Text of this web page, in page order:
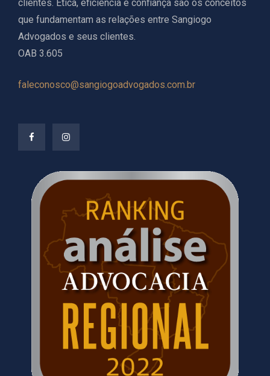
clientes. Ética, eficiência e confiança são os conceitos
que fundamentam as relações entre Sangiogo
Advogados e seus clientes.
OAB 3.605
faleconosco@sangiogoadvogados.com.br